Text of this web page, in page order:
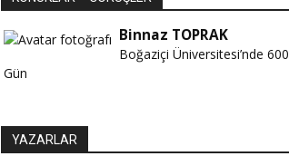
Binnaz TOPRAK
Boğaziçi Üniversitesi’nde 600
Gün
YAZARLAR